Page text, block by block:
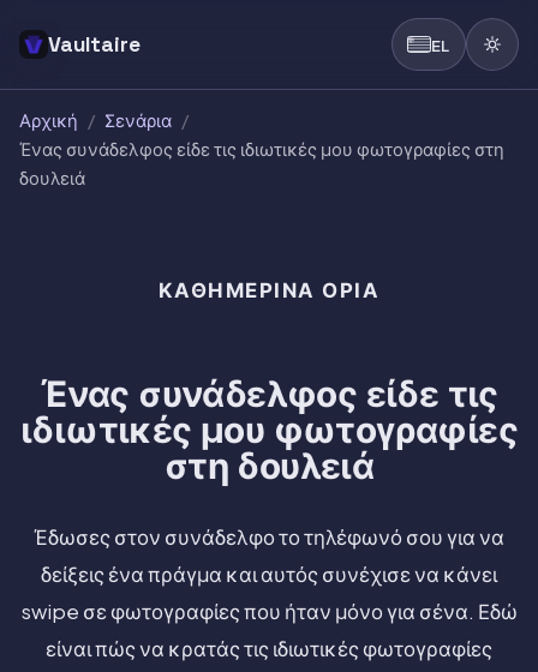
Vaultaire EL
Αρχική / Σενάρια /
Ένας συνάδελφος είδε τις ιδιωτικές μου φωτογραφίες στη
δουλειά
ΚΑΘΗΜΕΡΙΝΆ ΌΡΙΑ
Ένας συνάδελφος είδε τις
ιδιωτικές μου φωτογραφίες
στη δουλειά
Έδωσες στον συνάδελφο το τηλέφωνό σου για να
δείξεις ένα πράγμα και αυτός συνέχισε να κάνει
swipe σε φωτογραφίες που ήταν μόνο για σένα. Εδώ
είναι πώς να κρατάς τις ιδιωτικές φωτογραφίες